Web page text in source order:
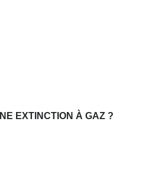
EXTINCTION À GAZ ?